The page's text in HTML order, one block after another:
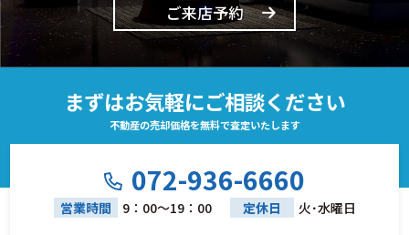
ご来店予約
まずはお気軽にご相談ください
不動産の売却価格を無料で査定いたします
072-936-6660
営業時間 9：00～19：00 定休日 火･水曜日